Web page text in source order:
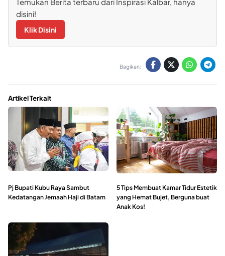
disini!
Klik Disini
Bagikan:
Artikel Terkait
Pj Bupati Kubu Raya Sambut
Kedatangan Jemaah Haji di Batam
5 Tips Membuat Kamar Tidur Estetik
yang Hemat Bujet, Berguna buat
Anak Kos!